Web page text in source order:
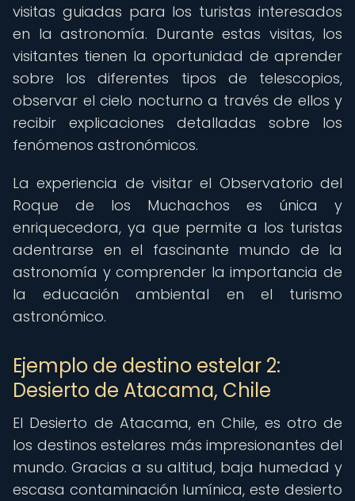
visitas guiadas para los turistas interesados
en la astronomía. Durante estas visitas, los
visitantes tienen la oportunidad de aprender
sobre los diferentes tipos de telescopios,
observar el cielo nocturno a través de ellos y
recibir explicaciones detalladas sobre los
fenómenos astronómicos.
La experiencia de visitar el Observatorio del
Roque de los Muchachos es única y
enriquecedora, ya que permite a los turistas
adentrarse en el fascinante mundo de la
astronomía y comprender la importancia de
la educación ambiental en el turismo
astronómico.
Ejemplo de destino estelar 2:
Desierto de Atacama, Chile
El Desierto de Atacama, en Chile, es otro de
los destinos estelares más impresionantes del
mundo. Gracias a su altitud, baja humedad y
escasa contaminación lumínica, este desierto